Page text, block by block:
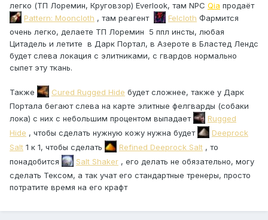
легко (ТП Лоремин, Круговзор) Everlook, там NPC Qia продаёт
Pattern: Mooncloth , там реагент Felcloth Фармится
очень легко, делаете ТП Лоремин 5 ппл инсты, любая
Цитадель и летите в Дарк Портал, в Азероте в Бластед Лендс
будет слева локация с элитниками, с гвардов нормально
сыпет эту ткань.
Также Cured Rugged Hide будет сложнее, также у Дарк
Портала бегают слева на карте элитные фелгварды (собаки
лока) с них с небольшим процентом выпадает
Rugged
Hide , чтобы сделать нужную кожу нужна будет
Deeprock
Salt 1 к 1, чтобы сделать Refined Deeprock Salt , то
понадобится
Salt Shaker , его делать не обязательно, могу
сделать Тексом, а так учат его стандартные тренеры, просто
потратите время на его крафт